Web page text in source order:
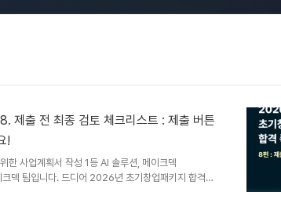
제출 전 최종 검토 체크리스트 : 제출 버튼
!
한 사업계획서 작성 1등 AI 솔루션, 메이크덱
덱 팀입니다. 드디어 2026년 초기창업패키지 합격으
단계에 도달하셨습니다.수만 개의 사업계획서를 검